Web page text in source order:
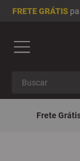
FRETE GRÁTIS
Frete